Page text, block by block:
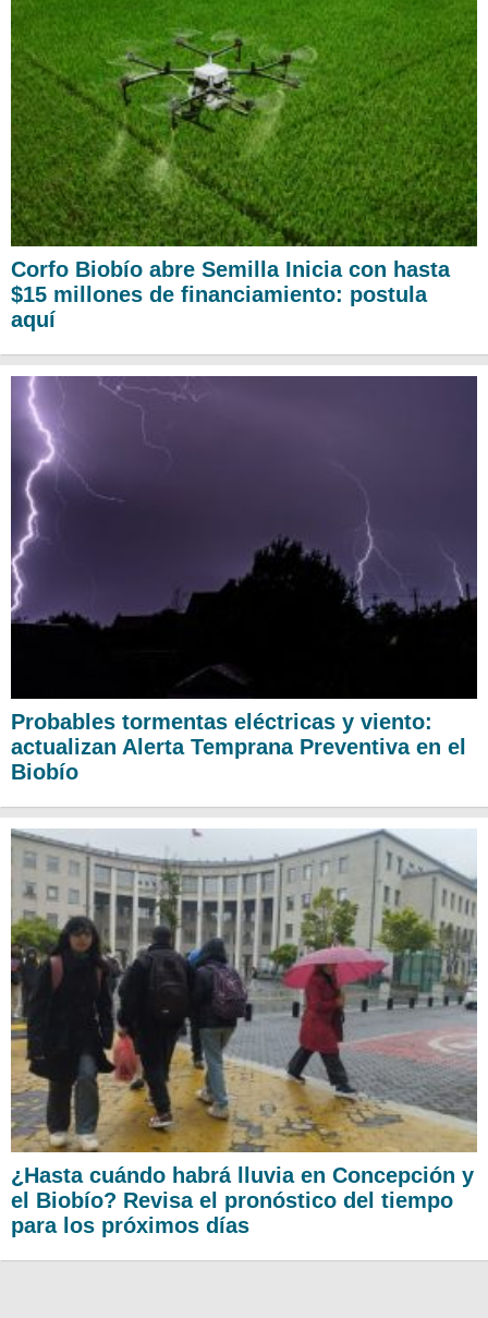
Corfo Biobío abre Semilla Inicia con hasta
$15 millones de financiamiento: postula
aquí
Probables tormentas eléctricas y viento:
actualizan Alerta Temprana Preventiva en el
Biobío
¿Hasta cuándo habrá lluvia en Concepción y
el Biobío? Revisa el pronóstico del tiempo
para los próximos días